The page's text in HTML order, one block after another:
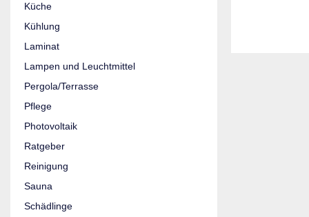
Küche
Kühlung
Laminat
Lampen und Leuchtmittel
Pergola/Terrasse
Pflege
Photovoltaik
Ratgeber
Reinigung
Sauna
Schädlinge